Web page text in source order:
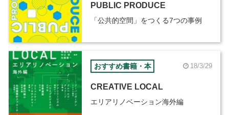
PUBLIC PRODUCE
「公共的空間」をつくる7つの事例
おすすめ書籍・本 18/3/29
CREATIVE LOCAL
エリアリノベーション海外編